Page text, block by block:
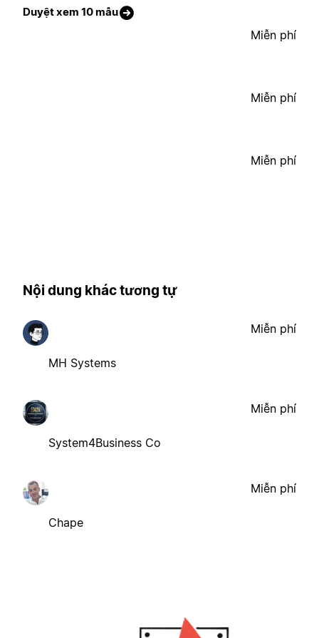
Duyệt xem 10 mẫu
Miễn phí
Miễn phí
Miễn phí
Nội dung khác tương tự
MH Systems
Miễn phí
System4Business Co
Miễn phí
Chape
Miễn phí